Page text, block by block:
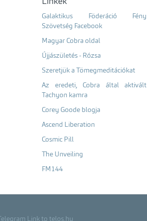
Galaktikus Föderáció Fény
Szövetség Facebook
Magyar Cobra oldal
Újjászületés - Rózsa
Szeretjük a Tömegmeditációkat
Az eredeti, Cobra által aktivált
Tachyon kamra
Corey Goode blogja
Ascend Liberation
Cosmic Pill
The Unveiling
FM144
Telegram Link to telos.hu